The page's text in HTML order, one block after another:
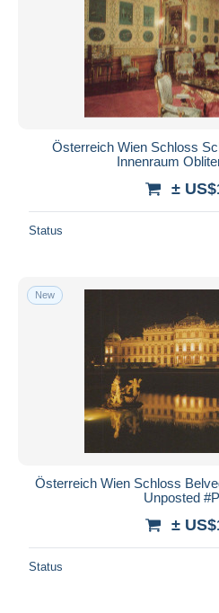
Österreich Wien Schloss
Innenraum
±
Status
New
Österreich Wien Schloss
Unposted
±
Status